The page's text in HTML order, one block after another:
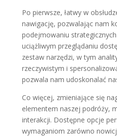
Po pierwsze, łatwy w
nawigację, pozwalając nam
podejmowaniu
uciążliwym przeglądaniu
zestaw narzędzi, w tym
rzeczywistym i
pozwala nam udoskonalać
Co więcej, zmieniające się
elementem naszej podróży,
interakcji. Dostępne opcje
wymaganiom zarówno